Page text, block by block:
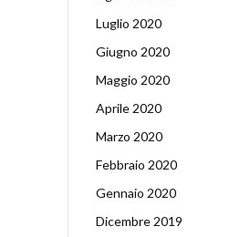
Luglio 2020
Giugno 2020
Maggio 2020
Aprile 2020
Marzo 2020
Febbraio 2020
Gennaio 2020
Dicembre 2019